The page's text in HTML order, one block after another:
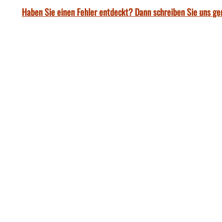
Haben Sie einen Fehler entdeckt? Dann schreiben Sie uns